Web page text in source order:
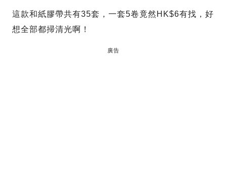
這款和紙膠帶共有35套，一套5卷竟然HK$6有找，好
想全部都掃清光啊！
廣告